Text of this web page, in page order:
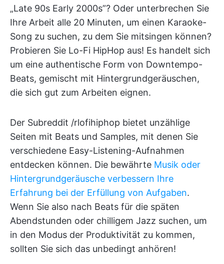
„Late 90s Early 2000s”? Oder unterbrechen Sie
Ihre Arbeit alle 20 Minuten, um einen Karaoke-
Song zu suchen, zu dem Sie mitsingen können?
Probieren Sie Lo-Fi HipHop aus! Es handelt sich
um eine authentische Form von Downtempo-
Beats, gemischt mit Hintergrundgeräuschen,
die sich gut zum Arbeiten eignen.
Der Subreddit /rlofihiphop bietet unzählige
Seiten mit Beats und Samples, mit denen Sie
verschiedene Easy-Listening-Aufnahmen
entdecken können. Die bewährte Musik oder
Hintergrundgeräusche verbessern Ihre
Erfahrung bei der Erfüllung von Aufgaben.
Wenn Sie also nach Beats für die späten
Abendstunden oder chilligem Jazz suchen, um
in den Modus der Produktivität zu kommen,
sollten Sie sich das unbedingt anhören!